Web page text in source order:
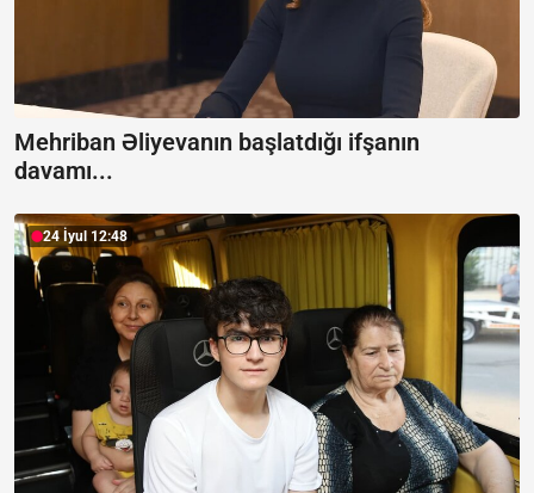
Mehriban Əliyevanın başlatdığı ifşanın
davamı...
24 İyul 12:48